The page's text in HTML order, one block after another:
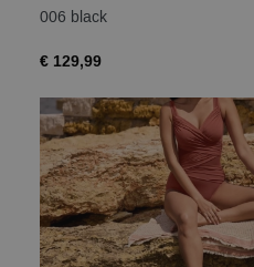
006 black
€ 129,99